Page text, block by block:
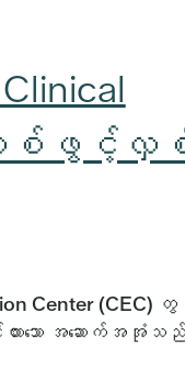
အသစ်ဖွင့်လှ
Center (CEC)
သော အဆောက်အအုံသည်